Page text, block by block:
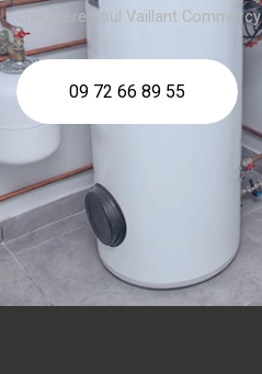
chaudière fioul Vaillant Commercy
09 72 66 89 55